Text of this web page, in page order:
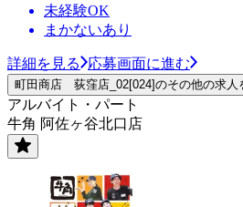
未経験OK
まかないあり
詳細を見る 応募画面に進む
町田商店 荻窪店_02[024]のその他の求人
アルバイト・パート
牛角 阿佐ヶ谷北口店